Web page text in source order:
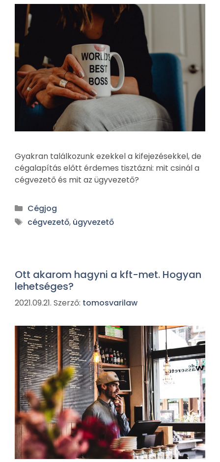
Gyakran találkozunk ezekkel a kifejezésekkel, de
cégalapítás előtt érdemes tisztázni: mit csinál a
cégvezető és mit az ügyvezető?
Cégjog
cégvezető, ügyvezető
Ott akarom hagyni a kft-met. Hogyan
lehetséges?
2021.09.21. Szerző: tomosvarilaw